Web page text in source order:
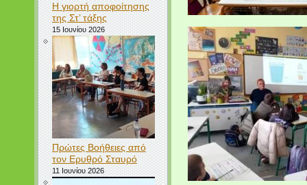
Η γιορτή αποφοίτησης
της Στ’ τάξης
15 Ιουνίου 2026
Πρώτες Βοήθειες από
τον Ερυθρό Σταυρό
11 Ιουνίου 2026